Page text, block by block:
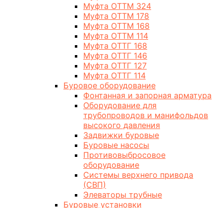
Муфта ОТТМ 324
Муфта ОТТМ 178
Муфта ОТТМ 168
Муфта ОТТМ 114
Муфта ОТТГ 168
Муфта ОТТГ 146
Муфта ОТТГ 127
Муфта ОТТГ 114
Буровое оборудование
Фонтанная и запорная арматура
Оборудование для
трубопроводов и манифольдов
высокого давления
Задвижки буровые
Буровые насосы
Противовыбросовое
оборудование
Системы верхнего привода
(СВП)
Элеваторы трубные
Буровые установки